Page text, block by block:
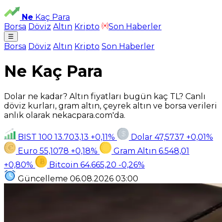
Ne Kaç Para
Borsa Döviz Altın Kripto Son Haberler
☰
Borsa Döviz Altın Kripto Son Haberler
Ne Kaç Para
Dolar ne kadar? Altın fiyatları bugün kaç TL? Canlı
döviz kurları, gram altın, çeyrek altın ve borsa verileri
anlık olarak nekacpara.com'da.
BIST 100 13.703,13 +0,11% Dolar 47,5737 +0,01%
Euro 55,1078 +0,18% Gram Altın 6.548,01
+0,80%
Bitcoin 64.665,20 -0,26%
Güncelleme 06.08.2026 03:00